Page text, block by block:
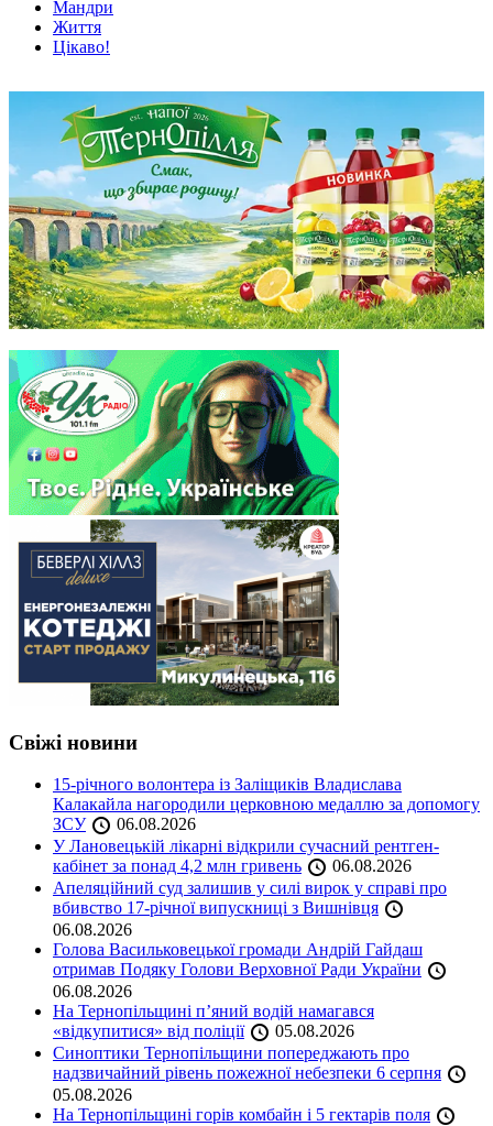
Мандри
Життя
Цікаво!
Свіжі новини
15-річного волонтера із Заліщиків Владислава
Калакайла нагородили церковною медаллю за допомогу
ЗСУ
06.08.2026
У Лановецькій лікарні відкрили сучасний рентген-
кабінет за понад 4,2 млн гривень
06.08.2026
Апеляційний суд залишив у силі вирок у справі про
вбивство 17-річної випускниці з Вишнівця
06.08.2026
Голова Васильковецької громади Андрій Гайдаш
отримав Подяку Голови Верховної Ради України
06.08.2026
На Тернопільщині п’яний водій намагався
«відкупитися» від поліції
05.08.2026
Синоптики Тернопільщини попереджають про
надзвичайний рівень пожежної небезпеки 6 серпня
05.08.2026
На Тернопільщині горів комбайн і 5 гектарів поля